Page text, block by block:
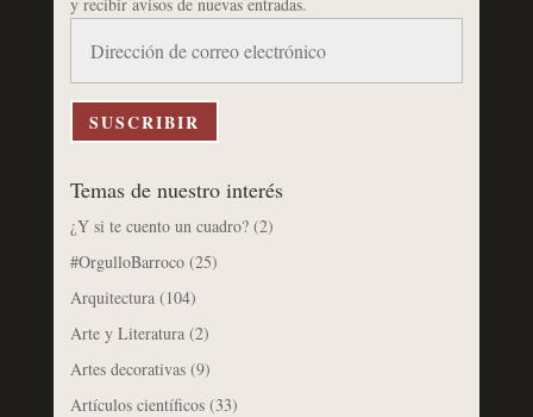
y recibir avisos de nuevas entradas.
correo
electrónico
SUSCRIBIR
Temas de nuestro interés
¿Y si te cuento un cuadro?(2)
#OrgulloBarroco(25)
Arquitectura(104)
Arte y Literatura(2)
Artes decorativas(9)
Artículos científicos(33)